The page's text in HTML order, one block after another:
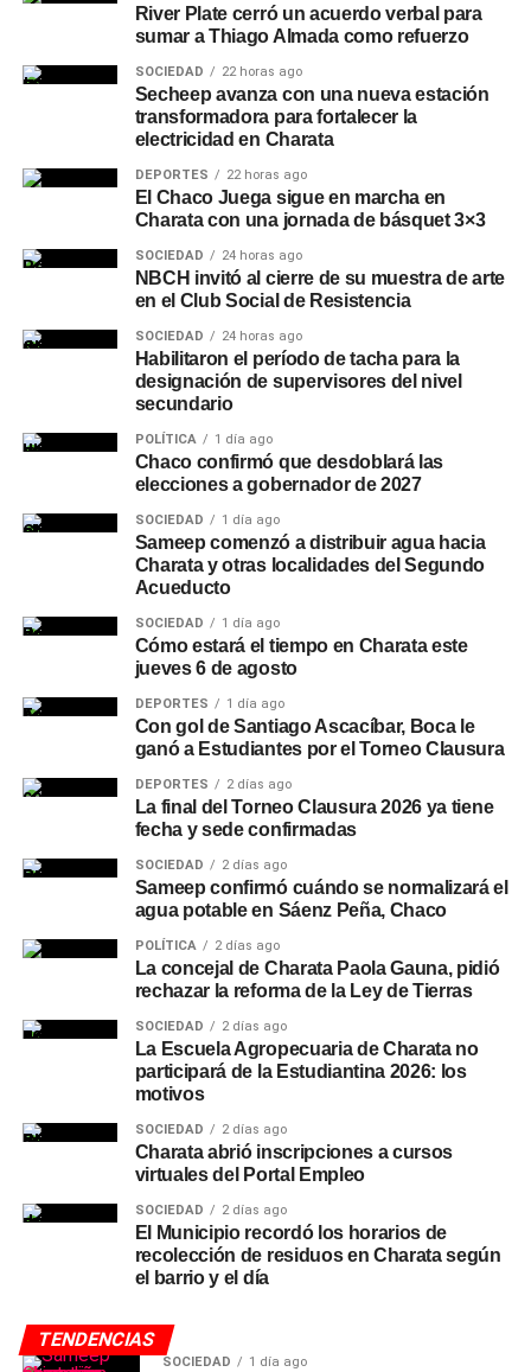
River Plate cerró un acuerdo verbal para
sumar a Thiago Almada como refuerzo
SOCIEDAD 22 horas ago
Secheep avanza con una nueva estación
transformadora para fortalecer la
electricidad en Charata
DEPORTES 22 horas ago
El Chaco Juega sigue en marcha en
Charata con una jornada de básquet 3×3
SOCIEDAD 24 horas ago
NBCH invitó al cierre de su muestra de arte
en el Club Social de Resistencia
SOCIEDAD 24 horas ago
Habilitaron el período de tacha para la
designación de supervisores del nivel
secundario
POLÍTICA 1 día ago
Chaco confirmó que desdoblará las
elecciones a gobernador de 2027
SOCIEDAD 1 día ago
Sameep comenzó a distribuir agua hacia
Charata y otras localidades del Segundo
Acueducto
SOCIEDAD 1 día ago
Cómo estará el tiempo en Charata este
jueves 6 de agosto
DEPORTES 1 día ago
Con gol de Santiago Ascacíbar, Boca le
ganó a Estudiantes por el Torneo Clausura
DEPORTES 2 días ago
La final del Torneo Clausura 2026 ya tiene
fecha y sede confirmadas
SOCIEDAD 2 días ago
Sameep confirmó cuándo se normalizará el
agua potable en Sáenz Peña, Chaco
POLÍTICA 2 días ago
La concejal de Charata Paola Gauna, pidió
rechazar la reforma de la Ley de Tierras
SOCIEDAD 2 días ago
La Escuela Agropecuaria de Charata no
participará de la Estudiantina 2026: los
motivos
SOCIEDAD 2 días ago
Charata abrió inscripciones a cursos
virtuales del Portal Empleo
SOCIEDAD 2 días ago
El Municipio recordó los horarios de
recolección de residuos en Charata según
el barrio y el día
TENDENCIAS
SOCIEDAD 1 día ago